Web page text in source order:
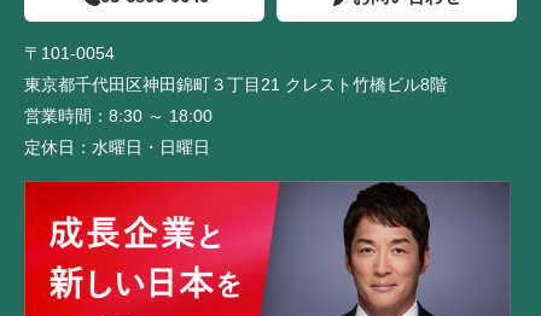
〒101-0054
東京都千代田区神田錦町３丁目21 クレスト竹橋ビル8階
営業時間： 8:30 ～ 18:00
定休日： 水曜日・日曜日